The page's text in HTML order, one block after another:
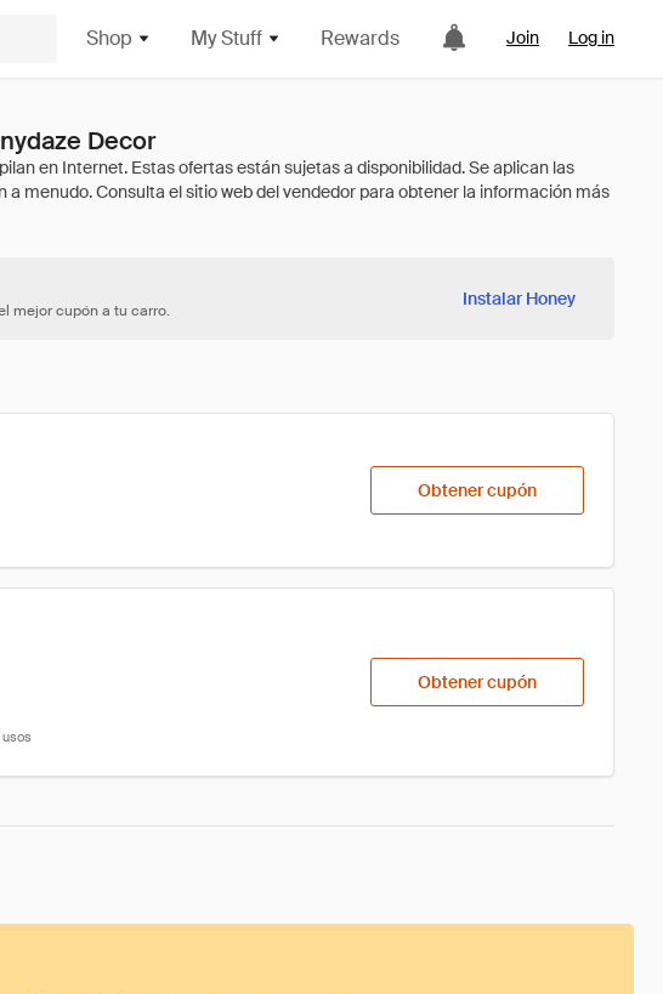
Shop My Stuff Rewards Join Log in
Decor
mejor cupón a tu carro.
Instalar Honey
Obtener cupón
usos
Obtener cupón